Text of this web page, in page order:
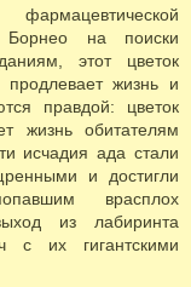
Борнео на поиски
этот цветок
продлевает жизнь и
правдой: цветок
жизнь обитателям
исчадия ада стали
и достигли
врасплох
из лабиринта
с их гигантскими